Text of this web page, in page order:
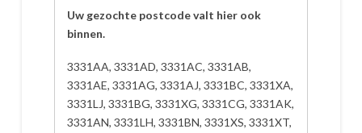
Uw gezochte postcode valt hier ook
binnen.
3331AA, 3331AD, 3331AC, 3331AB,
3331AE, 3331AG, 3331AJ, 3331BC, 3331XA,
3331LJ, 3331BG, 3331XG, 3331CG, 3331AK,
3331AN, 3331LH, 3331BN, 3331XS, 3331XT,